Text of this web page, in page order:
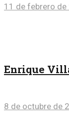
11 de febrero de
Enrique
8 de octubre de